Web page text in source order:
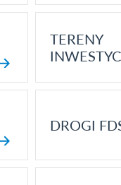
TERENY
DROGI